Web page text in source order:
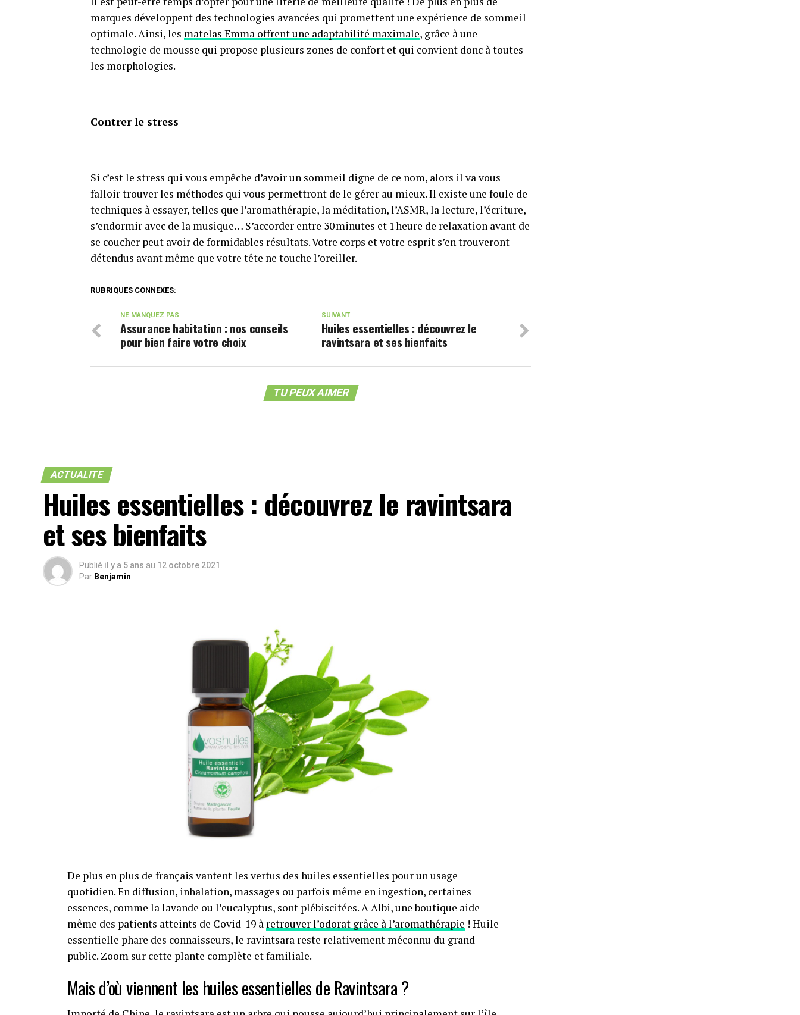
marques développent des technologies avancées qui promettent une expérience de sommeil
optimale. Ainsi, les matelas Emma offrent une adaptabilité maximale, grâce à une
technologie de mousse qui propose plusieurs zones de confort et qui convient donc à toutes
les morphologies.
Contrer le stress
Si c’est le stress qui vous empêche d’avoir un sommeil digne de ce nom, alors il va vous
falloir trouver les méthodes qui vous permettront de le gérer au mieux. Il existe une foule de
techniques à essayer, telles que l’aromathérapie, la méditation, l’ASMR, la lecture, l’écriture,
s’endormir avec de la musique… S’accorder entre 30 minutes et 1 heure de relaxation avant de
se coucher peut avoir de formidables résultats. Votre corps et votre esprit s’en trouveront
détendus avant même que votre tête ne touche l’oreiller.
RUBRIQUES CONNEXES:
SUIVANT
Huiles essentielles : découvrez le
ravintsara et ses bienfaits
NE MANQUEZ PAS
Assurance habitation : nos conseils
pour bien faire votre choix
TU PEUX AIMER
ACTUALITE
Huiles essentielles : découvrez le ravintsara
et ses bienfaits
Publié il y a 5 ans au 12 octobre 2021
Par Benjamin
De plus en plus de français vantent les vertus des huiles essentielles pour un usage
quotidien. En diffusion, inhalation, massages ou parfois même en ingestion, certaines
essences, comme la lavande ou l’eucalyptus, sont plébiscitées. A Albi, une boutique aide
même des patients atteints de Covid-19 à retrouver l’odorat grâce à l’aromathérapie ! Huile
essentielle phare des connaisseurs, le ravintsara reste relativement méconnu du grand
public. Zoom sur cette plante complète et familiale.
Mais d’où viennent les huiles essentielles de Ravintsara ?